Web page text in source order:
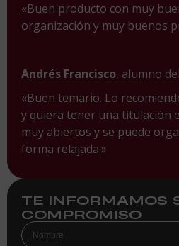
«Buen producto con muy
organización y muy buenos
Andrés Francisco, alumno
«Buen temario. Lo
y quiera tener una titulación
muy abiertos y se puede
forma relajada.»
TE INFORMAMOS
COMPROMISO